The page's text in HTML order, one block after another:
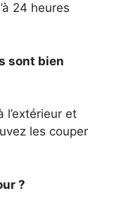
24 heures
sont bien
et
les couper
?